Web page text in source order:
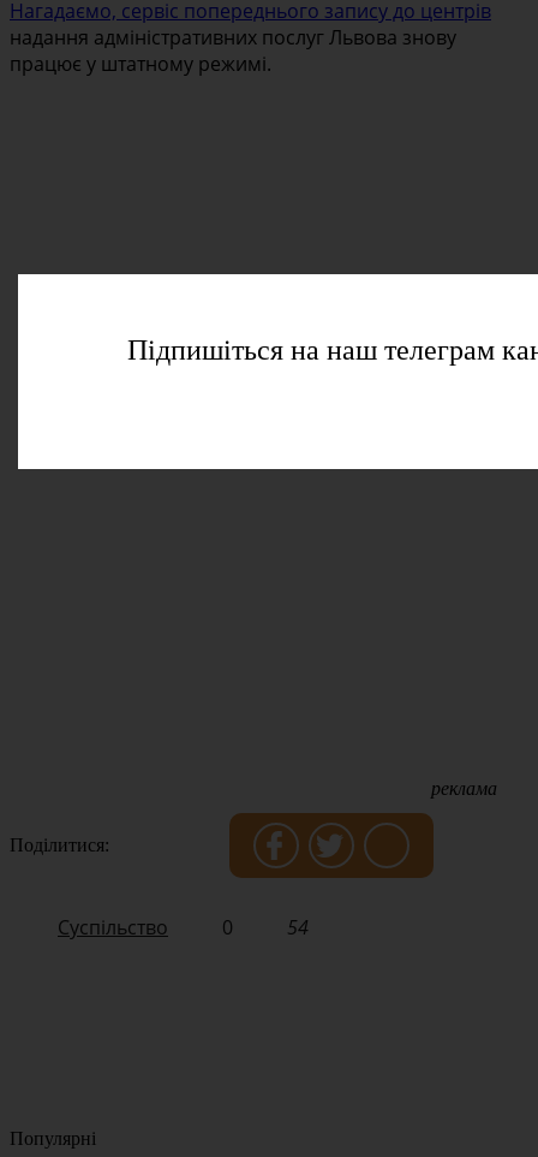
Нагадаємо, сервіс попереднього запису до центрів
надання адміністративних послуг Львова знову
працює у штатному режимі.
реклама
Поділитися:
Суспільство 0 54
Популярні
Підпишіться на наш телеграм